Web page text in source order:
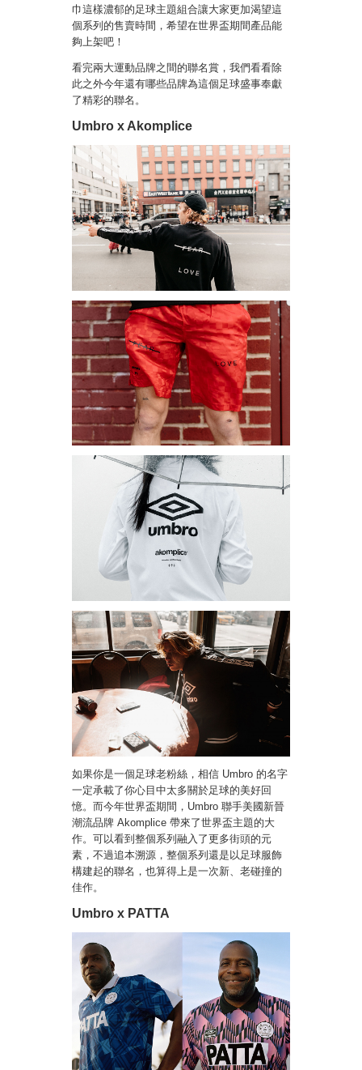
巾這樣濃郁的足球主題組合讓大家更加渴望這
個系列的售賣時間，希望在世界盃期間產品能
夠上架吧！
看完兩大運動品牌之間的聯名賞，我們看看除
此之外今年還有哪些品牌為這個足球盛事奉獻
了精彩的聯名。
Umbro x Akomplice
如果你是一個足球老粉絲，相信 Umbro 的名字
一定承載了你心目中太多關於足球的美好回
憶。而今年世界盃期間，Umbro 聯手美國新晉
潮流品牌 Akomplice 帶來了世界盃主題的大
作。可以看到整個系列融入了更多街頭的元
素，不過追本溯源，整個系列還是以足球服飾
構建起的聯名，也算得上是一次新、老碰撞的
佳作。
Umbro x PATTA